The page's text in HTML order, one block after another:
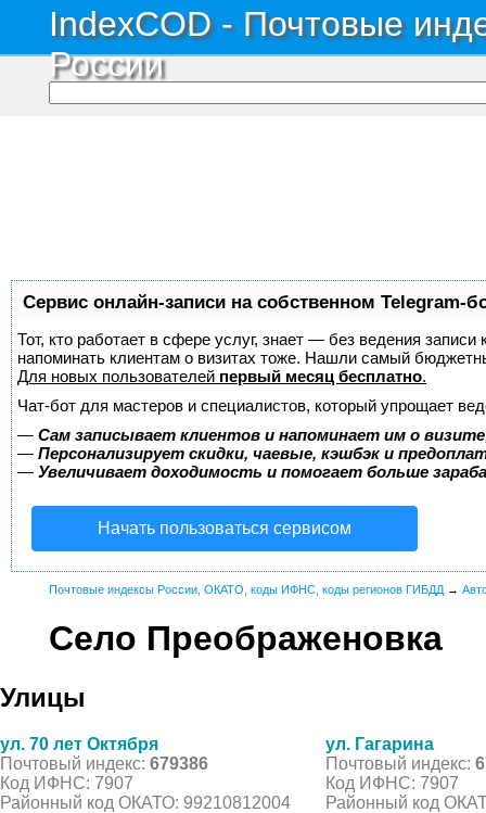
IndexCOD - Почтовые
России
Сервис онлайн-записи на собственном Telegram-
Тот, кто работает в сфере услуг, знает — без ведения
напоминать клиентам о визитах тоже. Нашли самый
Для новых пользователей первый месяц бесплатно.
Чат-бот для мастеров и специалистов, который упрощает
— Сам записывает клиентов и напоминает им о
— Персонализирует скидки, чаевые, кэшбэк и
— Увеличивает доходимость и помогает больше
Начать пользоваться сервисом
Почтовые индексы России, ОКАТО, коды ИФНС, коды регионов ГИБДД →
Село Преображеновка
Улицы
ул. 70 лет Октября
Почтовый индекс: 679386
Код ИФНС: 7907
Районный код ОКАТО: 99210812004
ул. Гагарина
Почтовый индекс:
Код ИФНС: 7907
Районный код